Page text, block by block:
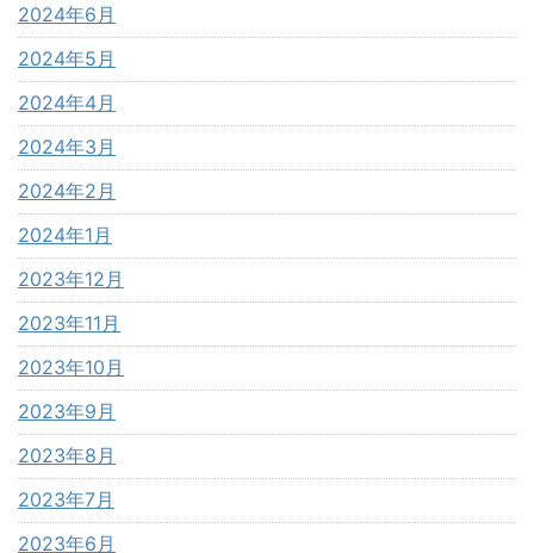
2024年6月
2024年5月
2024年4月
2024年3月
2024年2月
2024年1月
2023年12月
2023年11月
2023年10月
2023年9月
2023年8月
2023年7月
2023年6月